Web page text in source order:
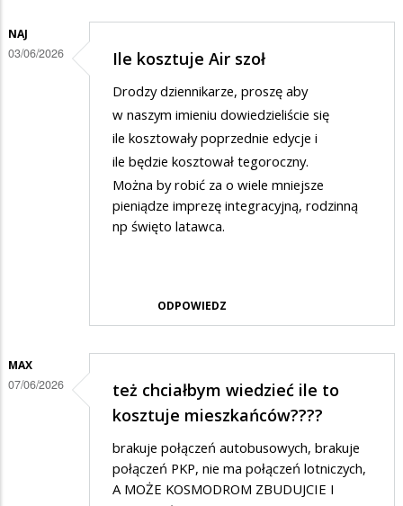
NAJ
03/06/2026 Ile kosztuje Air szoł
Drodzy dziennikarze, proszę aby
w naszym imieniu dowiedzieliście się
ile kosztowały poprzednie edycje i
ile będzie kosztował tegoroczny.
Można by robić za o wiele mniejsze
pieniądze imprezę integracyjną, rodzinną
np święto latawca.
ODPOWIEDZ
MAX
07/06/2026
też chciałbym wiedzieć ile to
kosztuje mieszkańców????
brakuje połączeń autobusowych, brakuje
połączeń PKP, nie ma połączeń lotniczych,
A MOŻE KOSMODROM ZBUDUJCIE I